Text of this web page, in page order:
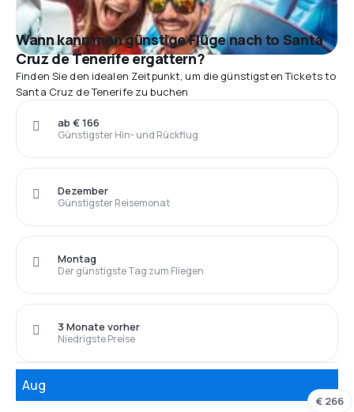
Wann kann man günstige Flüge nach to Santa
Cruz de Tenerife ergattern?
Finden Sie den idealen Zeitpunkt, um die günstigsten Tickets to
Santa Cruz de Tenerife zu buchen
Günstigster Hin- und Rückflug
ab € 166
Günstigster Reisemonat
Dezember
Der günstigste Tag zum Fliegen
Montag
Niedrigste Preise
3 Monate vorher
Aug
€ 266